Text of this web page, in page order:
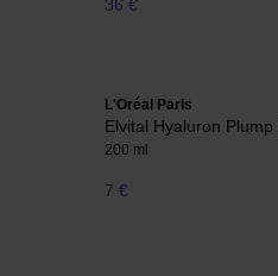
36 €
L'Oréal Paris
Elvital Hyaluron
200 ml
7 €